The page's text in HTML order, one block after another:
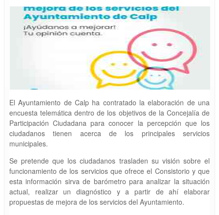
El Ayuntamiento de Calp ha contratado la elaboración de una
encuesta telemática dentro de los objetivos de la Concejalía de
Participación Ciudadana para conocer la percepción que los
ciudadanos tienen acerca de los principales servicios
municipales.
Se pretende que los ciudadanos trasladen su visión sobre el
funcionamiento de los servicios que ofrece el Consistorio y que
esta información sirva de barómetro para analizar la situación
actual, realizar un diagnóstico y a partir de ahí elaborar
propuestas de mejora de los servicios del Ayuntamiento.